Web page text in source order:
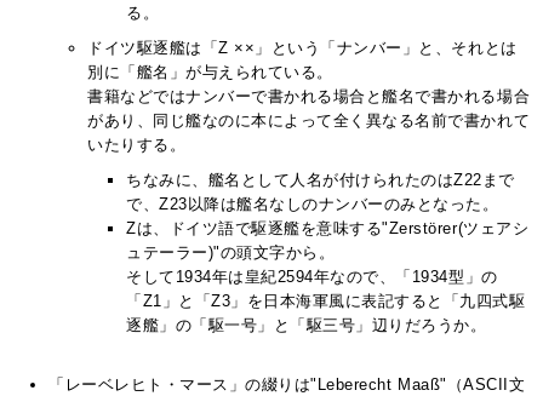
る。
ドイツ駆逐艦は「Z ××」という「ナンバー」と、それとは
別に「艦名」が与えられている。
書籍などではナンバーで書かれる場合と艦名で書かれる場合
があり、同じ艦なのに本によって全く異なる名前で書かれて
いたりする。
ちなみに、艦名として人名が付けられたのはZ22まで
で、Z23以降は艦名なしのナンバーのみとなった。
Zは、ドイツ語で駆逐艦を意味する"Zerstörer(ツェアシ
ュテーラー)"の頭文字から。
そして1934年は皇紀2594年なので、「1934型」の
「Z1」と「Z3」を日本海軍風に表記すると「九四式駆
逐艦」の「駆一号」と「駆三号」辺りだろうか。
「レーベレヒト・マース」の綴りは"Leberecht Maaß"（ASCII文